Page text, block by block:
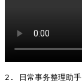
2. 日常事务整理助手